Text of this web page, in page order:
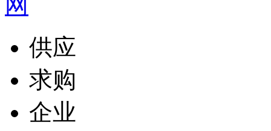
供应
求购
企业